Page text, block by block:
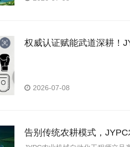
权威认证赋能武道深耕！
2026-07-08
告别传统农耕模式，